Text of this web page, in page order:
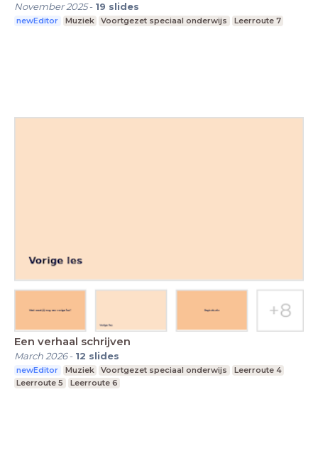
November 2025- 19 slides
newEditor Muziek Voortgezet speciaal onderwijs Leerroute 7
Een verhaal schrijven
March 2026- 12 slides
newEditor Muziek Voortgezet speciaal onderwijs
Leerroute 4
Leerroute 5
Leerroute 6